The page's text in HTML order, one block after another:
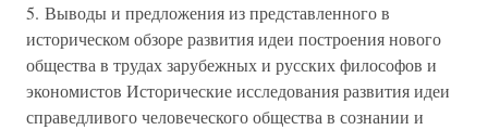
5. Выводы и предложения из представленного в
историческом обзоре развития идеи построения нового
общества в трудах зарубежных и русских философов и
экономистов Исторические исследования развития идеи
справедливого человеческого общества в сознании и